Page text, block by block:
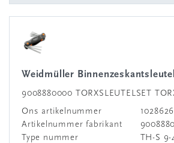
Weidmüller
9008880000 TORXSLEUTELSET
Ons artikelnummer
1028626
Artikelnummer fabrikant
Type nummer
TH-S 9-